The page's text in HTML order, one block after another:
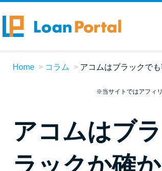
Home コラム アコムはブラックで
※当サイトではアフィ
アコムはブ
ラックか確